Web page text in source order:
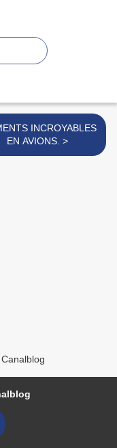
INCROYABLES
EN AVIONS. >